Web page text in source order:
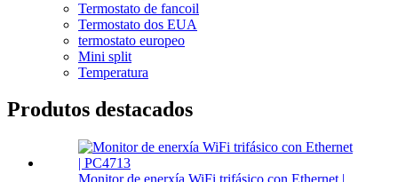
Termostato de fancoil
Termostato dos EUA
termostato europeo
Mini split
Temperatura
Produtos destacados